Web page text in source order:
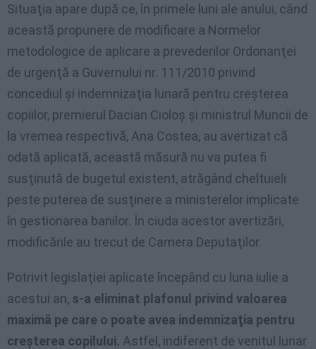
Situaţia apare după ce, în primele luni ale anului, când
această propunere de modificare a Normelor
metodologice de aplicare a prevederilor Ordonanţei
de urgenţă a Guvernului nr. 111/2010 privind
concediul şi indemnizaţia lunară pentru creşterea
copiilor, premierul Dacian Cioloş şi ministrul Muncii de
la vremea respectivă, Ana Costea, au avertizat că
odată aplicată, această măsură nu va putea fi
susţinută de bugetul existent, atrăgând cheltuieli
peste puterea de susţinere a ministerelor implicate
în gestionarea banilor. În ciuda acestor avertizări,
modificările au trecut de Camera Deputaţilor.
Potrivit legislaţiei aplicate începând cu luna iulie a
acestui an, s-a eliminat plafonul privind valoarea
maximă pe care o poate avea indemnizaţia pentru
creşterea copilului. Astfel, indiferent de venitul lunar